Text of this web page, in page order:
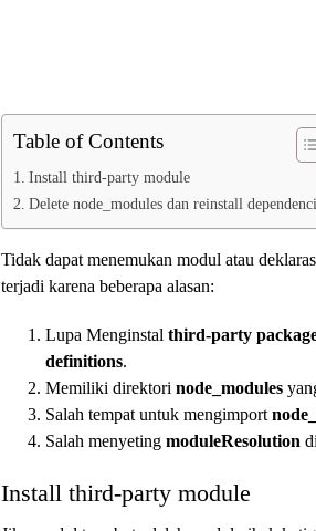
Table of Contents
Install third-party module
Delete node_modules dan reinstall
Tidak dapat menemukan modul atau
terjadi karena beberapa alasan:
Lupa Menginstal third-party
definitions.
Memiliki direktori node_modules
Salah tempat untuk mengimport
Salah menyeting moduleResolution
Install third-party module